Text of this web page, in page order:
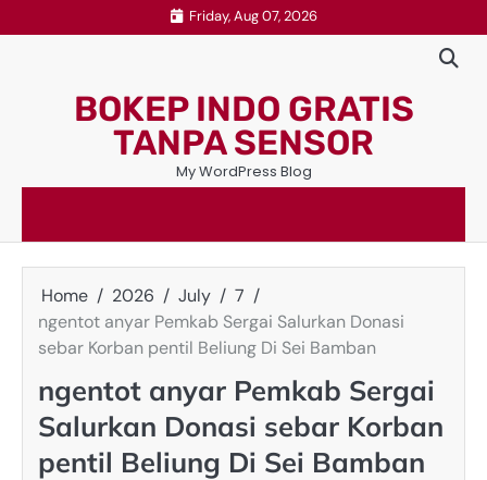
to
Friday, Aug 07, 2026
BOKEP INDO GRATIS
TANPA SENSOR
My WordPress Blog
Home 2026 July
7
ngentot anyar Pemkab Sergai Salurkan Donasi
sebar Korban pentil Beliung Di Sei Bamban
ngentot anyar Pemkab Sergai
Salurkan Donasi sebar Korban
pentil Beliung Di Sei Bamban